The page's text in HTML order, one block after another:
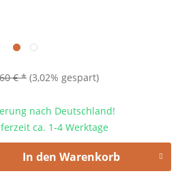
€ * (3,02% gespart)
nach Deutschland!
ca. 1-4 Werktage
In den Warenkorb